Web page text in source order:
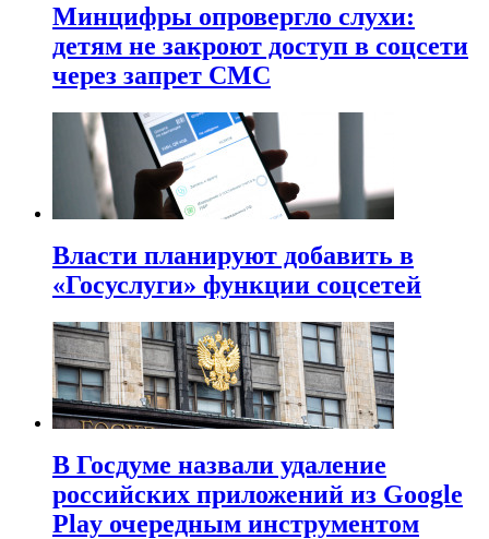
Минцифры опровергло слухи:
детям не закроют доступ в соцсети
через запрет СМС
Власти планируют добавить в
«Госуслуги» функции соцсетей
В Госдуме назвали удаление
российских приложений из Google
Play очередным инструментом